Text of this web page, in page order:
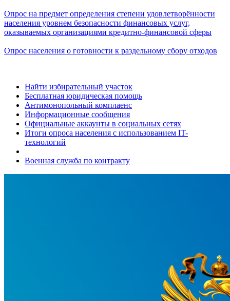
Опрос на предмет определения степени удовлетворённости
населения уровнем безопасности финансовых услуг,
оказываемых организациями кредитно-финансовой сферы
Опрос населения о готовности к раздельному сбору отходов
Найти избирательный участок
Бесплатная юридическая помощь
Антимонопольный комплаенс
Информационные сообщения
Официальные аккаунты в социальных сетях
Итоги опроса населения с использованием IT-
технологий
Военная служба по контракту